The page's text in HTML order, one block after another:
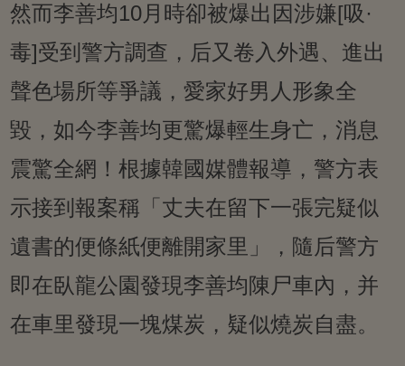
然而李善均10月時卻被爆出因涉嫌[吸·
毒]受到警方調查，后又卷入外遇、進出
聲色場所等爭議，愛家好男人形象全
毀，如今李善均更驚爆輕生身亡，消息
震驚全網！根據韓國媒體報導，警方表
示接到報案稱「丈夫在留下一張完疑似
遺書的便條紙便離開家里」，隨后警方
即在臥龍公園發現李善均陳尸車內，并
在車里發現一塊煤炭，疑似燒炭自盡。